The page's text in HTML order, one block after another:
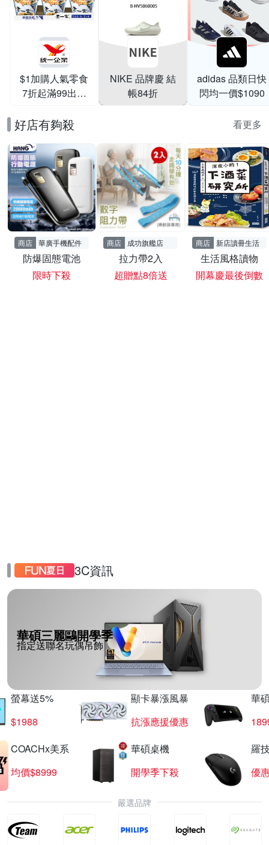
$1加購人氣零食
7折起滿99出貨
NIKE 品牌慶 結
帳84折
adidas 品類日快
閃均一價$1090
好店有夠殺 看更多
商店 華廣手機配件
防爆固態電池
限時下殺
商店 成功旗艦店
拉力帶2入
超贈點8倍送
商店 新店讀冊生活
生活風格讀物
開幕慶最後倒數
3C資訊
華碩三麗鷗開學季
指定送聯名玩偶吊飾
螢幕送5%
$1988
顯卡暴漲風暴
抗漲應援優惠
華
COACHx美系
均價$8999
華碩桌機
開學季下殺
羅
優
嚴選品牌